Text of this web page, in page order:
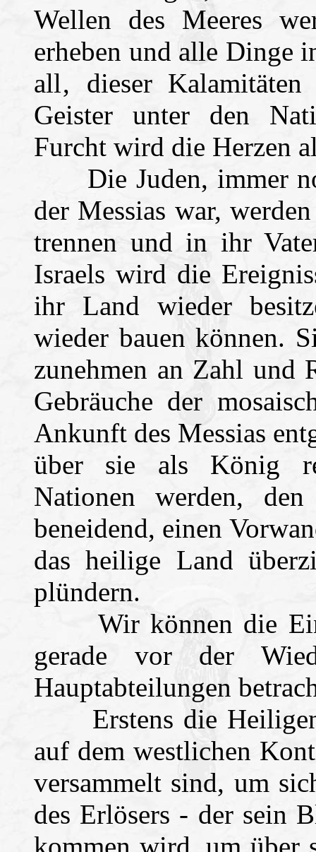
Wellen des Meeres
erheben und alle Dinge
all‚ dieser Kalamitäten
Geister unter den
Furcht wird die Herzen
Die Juden, immer
der Messias war,
trennen und in ihr
Israels wird die
ihr Land wieder
wieder bauen können.
zunehmen an Zahl und
Gebräuche der
Ankunft des Messias
über sie als König
Nationen werden,
beneidend, einen
das heilige Land
plündern.
Wir können die
gerade vor der
Hauptabteilungen
Erstens die Heiligen
auf dem westlichen
versammelt sind, um
des Erlösers - der sein
kommen wird, um über